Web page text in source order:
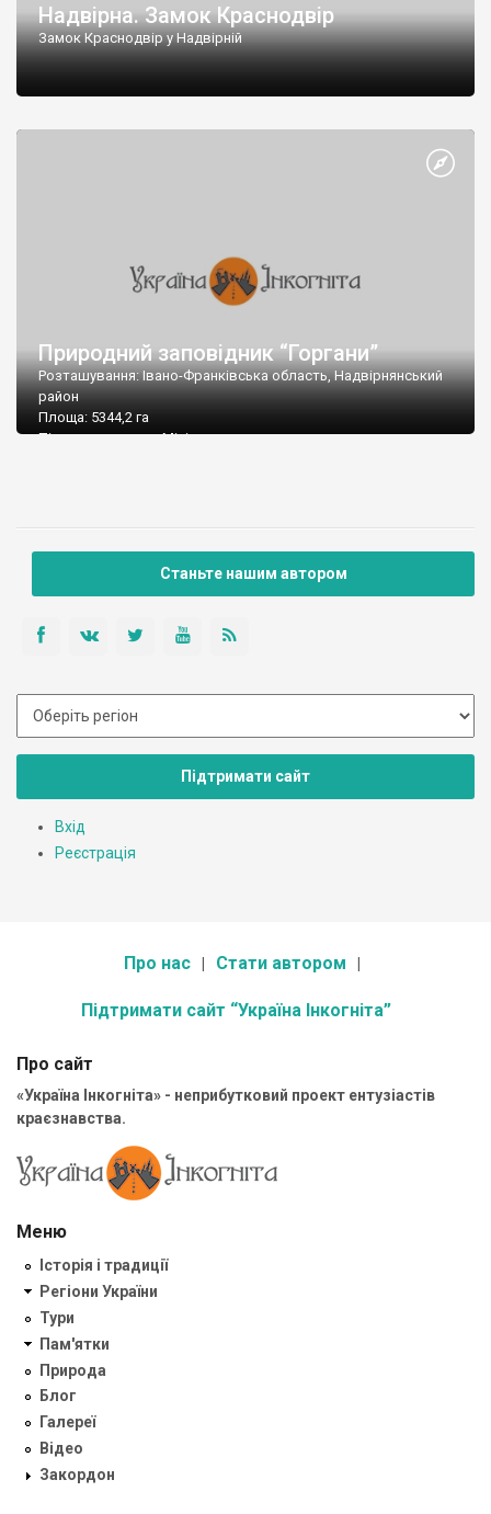
Надвірна. Замок Краснодвір
Замок Краснодвір у Надвірній
Природний заповідник “Горгани”
Розташування: Івано-Франківська область, Надвірнянський
район
Площа: 5344,2 га
Підпорядкування: Міністерство охорони навколишнього
Е-mail: gorgany@nadvirna.com.ua
Станьте нашим автором
Підтримати сайт
Вхід
Реєстрація
Про нас Стати автором
Підтримати сайт “Україна Інкогніта”
Про сайт
«Україна Інкогніта» - неприбутковий проект ентузіастів
краєзнавства.
Меню
Історія і традиції
Регіони України
Тури
Пам'ятки
Природа
Блог
Галереї
Відео
Закордон